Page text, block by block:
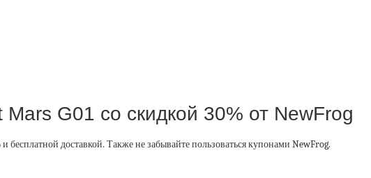
G01 со скидкой 30% от NewFrog
доставкой. Также не забывайте пользоваться купонами NewFrog.